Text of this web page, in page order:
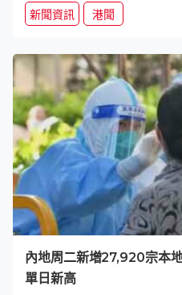
新聞資訊 港聞
內地周二新增27,920宗本
單日新高